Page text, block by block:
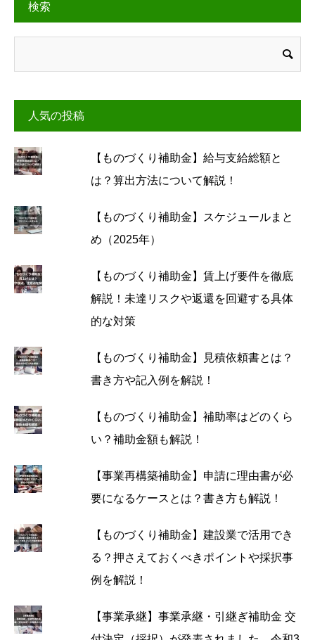
検索
人気の投稿
【ものづくり補助金】給与支給総額と
は？算出方法について解説！
【ものづくり補助金】スケジュールまと
め（2025年）
【ものづくり補助金】賃上げ要件を徹底
解説！未達リスクや返還を回避する具体
的な対策
【ものづくり補助金】見積依頼書とは？
書き方や記入例を解説！
【ものづくり補助金】補助率はどのくら
い？補助金額も解説！
【事業再構築補助金】申請に理由書が必
要になるケースとは？書き方も解説！
【ものづくり補助金】建設業で活用でき
る？押さえておくべきポイントや採択事
例を解説！
【事業承継】事業承継・引継ぎ補助金 交